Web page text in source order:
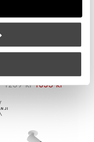
1239 kr 1053 kr